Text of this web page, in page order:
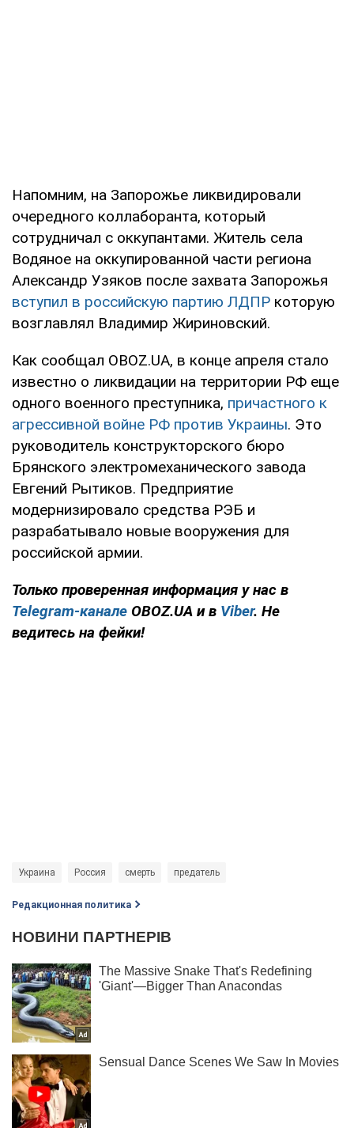
Напомним, на Запорожье ликвидировали
очередного коллаборанта, который
сотрудничал с оккупантами. Житель села
Водяное на оккупированной части региона
Александр Узяков после захвата Запорожья
вступил в российскую партию ЛДПР которую
возглавлял Владимир Жириновский.
Как сообщал OBOZ.UA, в конце апреля стало
известно о ликвидации на территории РФ еще
одного военного преступника, причастного к
агрессивной войне РФ против Украины. Это
руководитель конструкторского бюро
Брянского электромеханического завода
Евгений Рытиков. Предприятие
модернизировало средства РЭБ и
разрабатывало новые вооружения для
российской армии.
Только проверенная информация у нас в
Telegram-канале OBOZ.UA и в Viber. Не
ведитесь на фейки!
Украина Россия смерть предатель
Редакционная политика